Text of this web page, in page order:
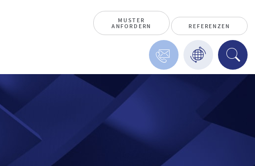
MUSTER
ANFORDERN
REFERENZEN